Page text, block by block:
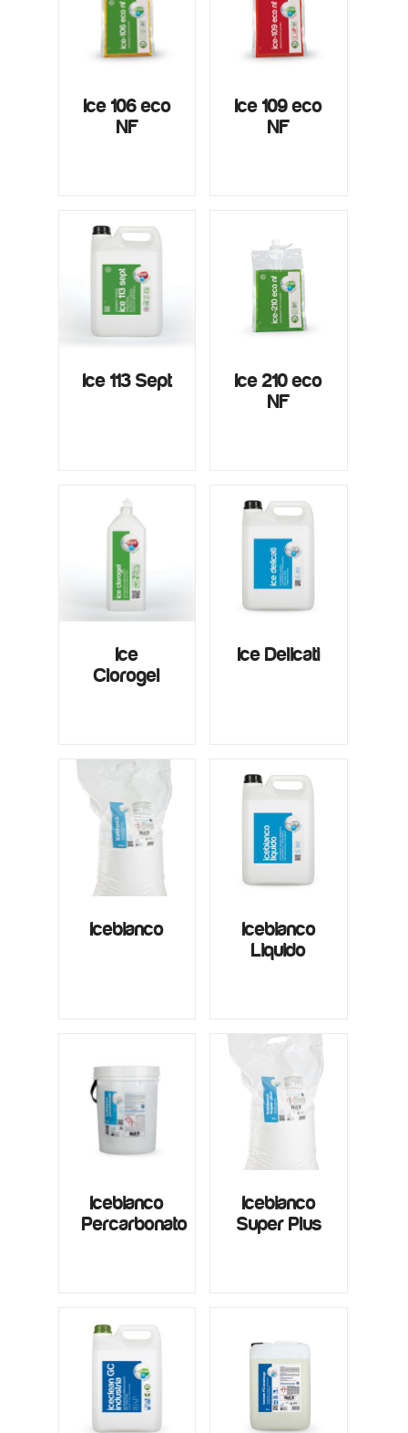
Ice 106 eco
NF
Ice 109 eco
NF
Ice 113 Sept
Ice 210 eco
NF
Ice
Clorogel
Ice Delicati
Icebianco
Icebianco
Liquido
Icebianco
Percarbonato
Icebianco
Super Plus